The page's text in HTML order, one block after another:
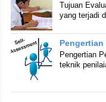
Tujuan
yang terjadi
Pengertian
teknik